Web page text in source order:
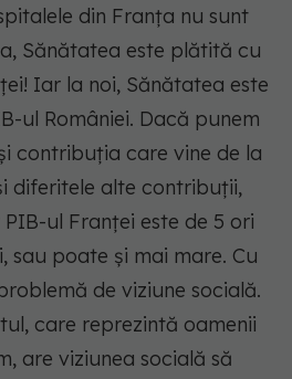
din Franța nu sunt
Sănătatea este plătită cu
Iar la noi, Sănătatea este
ul României. Dacă punem
contribuția care vine de la
diferitele alte contribuții,
ul Franței este de 5 ori
sau poate și mai mare. Cu
de viziune socială.
care reprezintă oamenii
are viziunea socială să